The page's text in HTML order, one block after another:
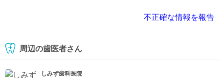
不正確な情報を報告
周辺の歯医者さん
しみず歯科医院